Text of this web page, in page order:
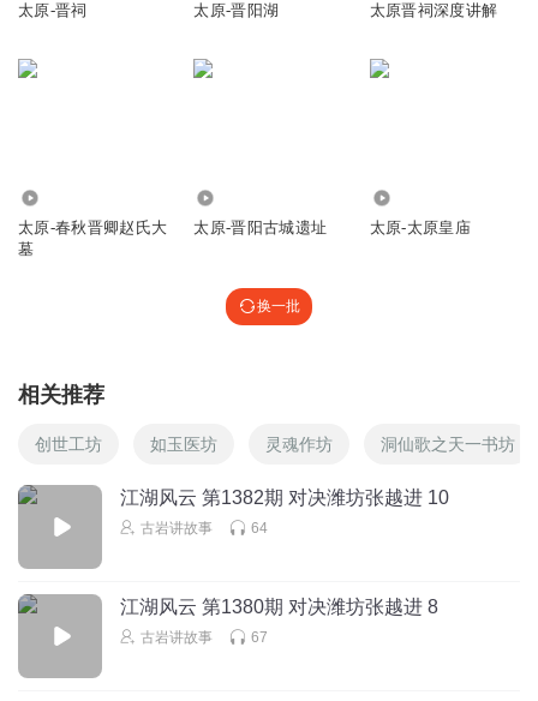
太原-晋祠 太原-晋阳湖 太原晋祠深度讲解
太原-春秋晋卿赵氏大
墓
太原-晋阳古城遗址 太原-太原皇庙
换一批
相关推荐
创世工坊 如玉医坊 灵魂作坊 洞仙歌之天一书坊
江湖风云 第1382期 对决潍坊张越进 10
古岩讲故事 64
江湖风云 第1380期 对决潍坊张越进 8
古岩讲故事 67